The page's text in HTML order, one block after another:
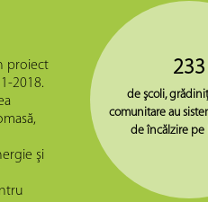
proiect
2018.
şi
233
de şcoli,
comunitare au
de încălzire pe